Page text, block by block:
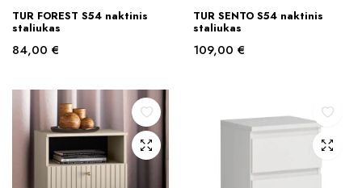
TUR FOREST S54 naktinis
staliukas
84,00 €
TUR SENTO S54 naktinis
staliukas
109,00 €